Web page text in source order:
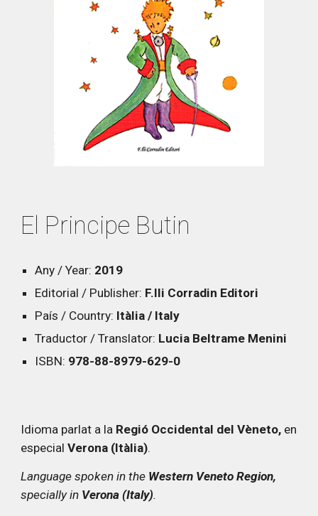
El Principe Butin
Any / Year: 2019
Editorial / Publisher: F.lli Corradin Editori
País / Country: Itàlia / Italy
Traductor / Translator: Lucia Beltrame Menini
ISBN: 978-88-8979-629-0
Idioma parlat a la Regió Occidental del Vèneto, en
especialVerona (Itàlia).
Language spoken in the Western Veneto Region,
specially in Verona (Italy).